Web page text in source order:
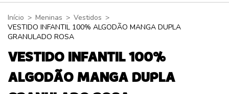
Início > Meninas > Vestidos >
VESTIDO INFANTIL 100% ALGODÃO MANGA DUPLA
GRANULADO ROSA
VESTIDO INFANTIL 100%
ALGODÃO MANGA DUPLA